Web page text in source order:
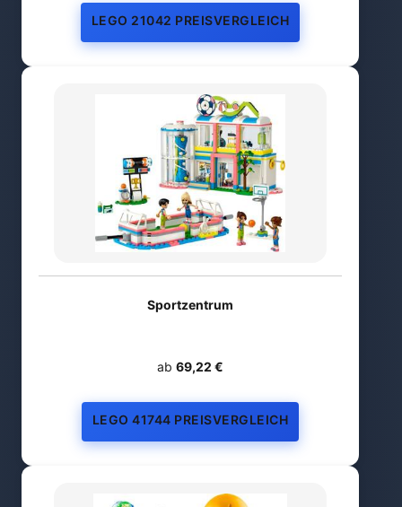
LEGO 21042 PREISVERGLEICH
Sportzentrum
ab 69,22 €
LEGO 41744 PREISVERGLEICH